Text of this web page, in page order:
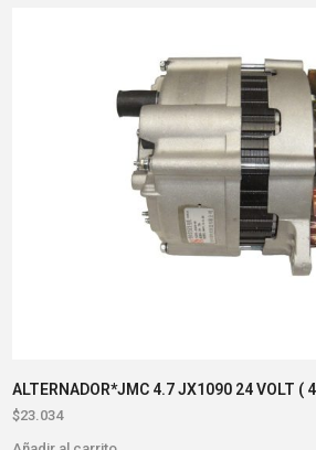
ALTERNADOR*JMC 4.7 JX1090 24 VOLT (
$23.034